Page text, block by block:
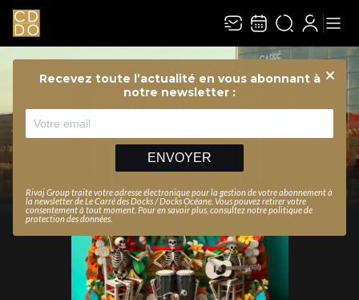
Recevez toute l’actualité en vous abonnant à
notre newsletter :
ENVOYER
Rivaj Group traite votre adresse électronique pour la gestion de votre abonnement à
la newsletter deLe Carré des Docks / Docks Océane . Vous pouvez retirer votre
consentement à tout moment. Pour en savoir plus, consultez notrepolitique de
protection des données